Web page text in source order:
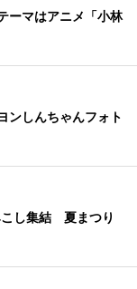
ーマはアニメ「小林
ンしんちゃんフォト
し集結 夏まつり